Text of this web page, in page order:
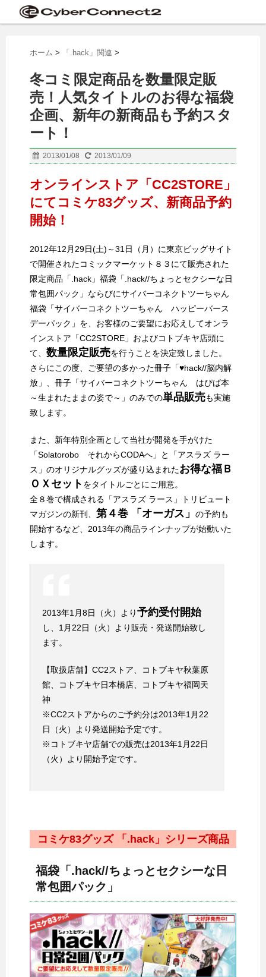
ホーム > 「.hack」関連 >
冬コミ限定商品を数量限定販
売！人気タイトルのお得な福袋
企画、新年の新商品も予約スタ
ート！
2013/01/08 2013/01/09
オンラインストア「CC2STORE」
にてコミケ83グッズ、新商品予約
開始！
2012年12月29日(土)～31日（月）に東京ビッグサイト
で開催されたコミックマーケット８３にて販売された
限定商品「.hack」福袋「.hack//ちょっとセクシーな日
常包囲パック」ならびにサイバーコネクトツーちゃん
福袋「サイバーコネクトツーちゃん ハッピーバース
デーパック」を、お客様のご要望にお応えしてオンラ
インストア「CC2STORE」およびコトブキヤ店頭に
て、 数量限定販売を行うことを決定致しました。
さらにこの度、ご要望の多かった冊子「♥hack//脳内解
放」、冊子「サイバーコネクトツーちゃん はぴば本
～生まれたままの姿で～」のみでの単品販売も実施
致します。
また、新年特別企画として当社が開発を手がけた
「Solatorobo それからCODAへ」と「アスラズ ラー
ス」のオリジナルグッズが盛り込まれたお得な福Ｂ
ＯＸセット をタイトルごとにご用意。
全８巻で構成される「アスラズ ラース」トリビュート
マガジンの新刊、 第４巻 「オーガス」
の予約も
開始するなど、2013年の商品ラインナップが始動いた
します。
2013年1月8日（火）より予約受付開始
し、1月22日（火）より販売・発送開始致し
ます。
【取扱店舗】CC2ストア、コトブキヤ秋葉原
館、コトブキヤ日本橋店、コトブキヤ福岡天
神
※CC2ストアからのご予約分は2013年1月22
日（火）より発送開始予定です。
※コトブキヤ店舗での販売は2013年1月22日
（火）より開始予定です。
コミケ83グッズ 「.hack」シリーズ商品
福袋「.hack//ちょっとセクシーな日
常包囲パック」